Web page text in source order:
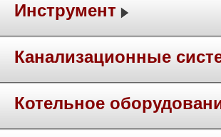
Инструмент
Канализационные
Котельное